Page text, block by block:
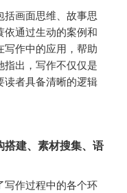
画面思维、故事思
通过生动的案例和
作中的应用，帮助
出，写作不仅仅是
读者具备清晰的逻辑
建、素材搜集、语
写作过程中的各个环